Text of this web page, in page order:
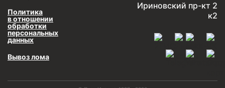
Политика
в отношении
обработки
персональных
данных
Вывоз лома
Ириновский пр-кт 2
к2